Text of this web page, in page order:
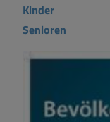
Kinder
Senioren